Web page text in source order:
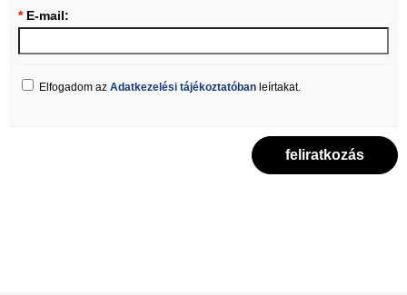
*E-mail:
Elfogadom az Adatkezelési tájékoztatóban leírtakat.